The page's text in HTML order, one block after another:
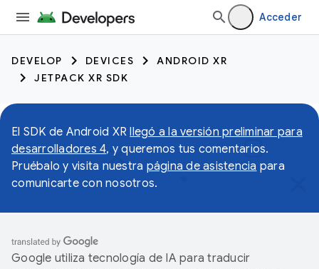
Acceder
DEVELOP DEVICES
ANDROID XR
JETPACK XR SDK
El SDK de Android XRllegó a la versión preliminar para
desarrolladores 4, y queremos tus comentarios.
Pruébalo y visita nuestra página de asistencia para
comunicarte con nosotros.
Google utiliza tecnología de IA para traducir